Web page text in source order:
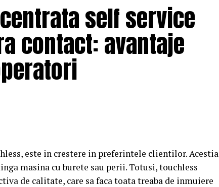
self service
contact: avantaje
este in crestere in preferintele clientilor. Acestia
masina cu burete sau perii. Totusi, touchless
de calitate, care sa faca toata treaba de inmuiere